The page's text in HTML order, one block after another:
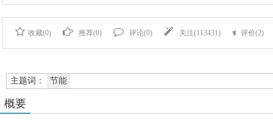
收藏(0) 推荐(0) 评论(0) 关注(113431) 评价(2)
主题词： 节能
概要